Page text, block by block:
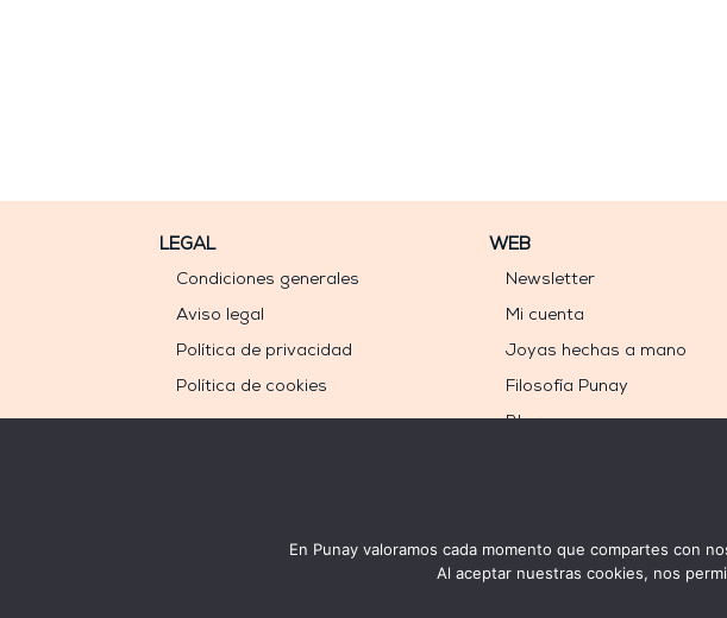
LEGAL
Condiciones generales
Aviso legal
Política de privacidad
Política de cookies
WEB
Newsletter
Mi cuenta
Joyas hechas a mano
Filosofía Punay
Blog
En Punay valoramos cada momento que compartes con
Al aceptar nuestras cookies, nos